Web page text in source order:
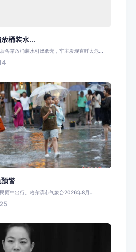
桶装水...
备箱放桶装水引燃纸壳，车主发现直呼太危...
预警
雨中出行。哈尔滨市气象台2026年8月...